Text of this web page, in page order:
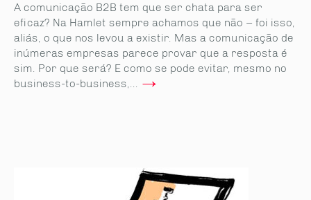
A comunicação B2B tem que ser chata para ser
eficaz? Na Hamlet sempre achamos que não – foi isso,
aliás, o que nos levou a existir. Mas a comunicação de
inúmeras empresas parece provar que a resposta é
sim. Por que será? E como se pode evitar, mesmo no
business-to-business,... →